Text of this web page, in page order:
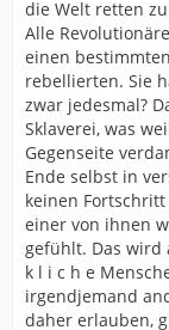
die Welt retten
Alle
einen
rebellierten. Sie
zwar jedesmal?
Sklaverei, was
Gegenseite
Ende selbst in
keinen
einer von ihnen
gefühlt. Das wird
k l i c h e
irgendjemand
daher erlauben,